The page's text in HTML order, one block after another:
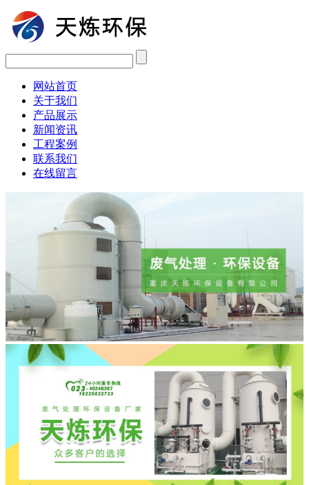
网站首页
关于我们
产品展示
新闻资讯
工程案例
联系我们
在线留言